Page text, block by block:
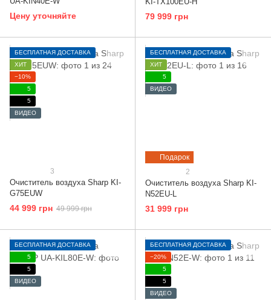
Цену уточняйте 79 999 грн
БЕСПЛАТНАЯ ДОСТАВКА
ХИТ
−10%
5
5
ВИДЕО
3
Очиститель воздуха Sharp KI-
G75EUW
44 999 грн 49 999 грн
Подарок
БЕСПЛАТНАЯ ДОСТАВКА
ХИТ
5
ВИДЕО
2
Очиститель воздуха Sharp KI-
N52EU-L
31 999 грн
БЕСПЛАТНАЯ ДОСТАВКА
5
5
ВИДЕО
БЕСПЛАТНАЯ ДОСТАВКА
−20%
5
5
ВИДЕО